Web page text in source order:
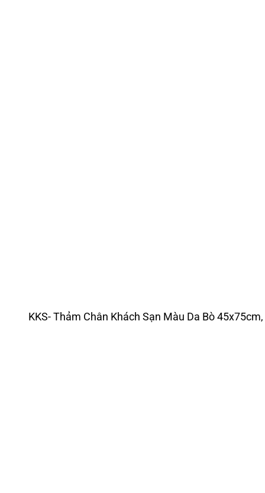
KKS- Thảm Chân Khách Sạn Màu Da Bò